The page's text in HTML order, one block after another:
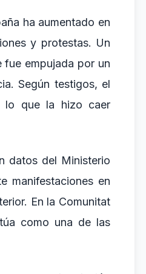
ha aumentado en
y protestas. Un
fue empujada por un
Según testigos, el
lo que la hizo caer
datos del Ministerio
manifestaciones en
En la Comunitat
como una de las